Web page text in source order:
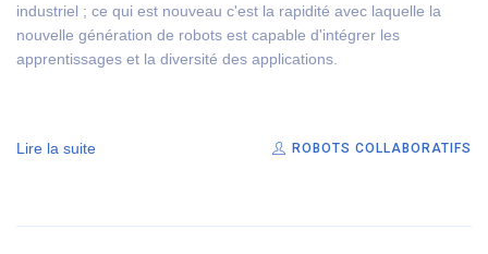
industriel ; ce qui est nouveau c'est la rapidité avec laquelle la
nouvelle génération de robots est capable d'intégrer les
apprentissages et la diversité des applications.
Lire la suite ROBOTS COLLABORATIFS